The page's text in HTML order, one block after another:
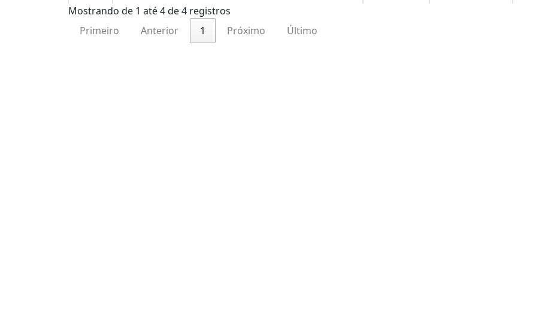
Mostrando de 1 até 4 de 4 registros
Primeiro
Anterior 1 Próximo Último